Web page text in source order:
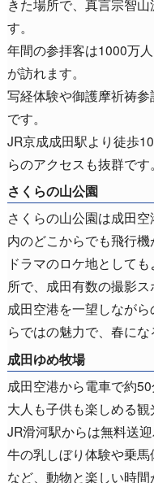
きた場所で、真言宗智
す。
年間の参拝客は1000万
が訪れます。
写経体験や御護摩祈祷
です。
JR京成成田駅より徒歩
らのアクセスも抜群です。
さくらの山公園
さくらの山公園は成田
内のどこからでも飛行機
ドラマのロケ地として
所で、成田有数の撮影ス
成田空港を一望しなが
らではの魅力で、春にな
成田ゆめ牧場
成田空港から電車で約
大人も子供も楽しめる観
JR滑河駅からは無料送
牛の乳しぼり体験や乗
など、動物と楽しい時間